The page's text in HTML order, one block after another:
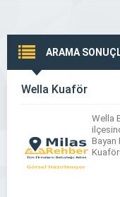
ARAMA
Wella Kuaför
Wella
Bayan